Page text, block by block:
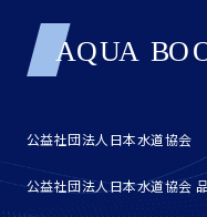
公益社団法人日本水道協会
公益社団法人日本水道協会